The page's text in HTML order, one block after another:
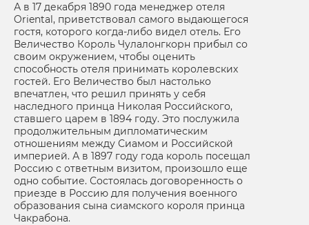
А в 17 декабря 1890 года менеджер отеля
Oriental, приветствовал самого выдающегося
гостя, которого когда-либо видел отель. Его
Величество Король Чулалонгкорн прибыл со
своим окружением, чтобы оценить
способность отеля принимать королевских
гостей. Его Величество был настолько
впечатлен, что решил принять у себя
наследного принца Николая Российского,
ставшего царем в 1894 году. Это послужила
продолжительным дипломатическим
отношениям между Сиамом и Российской
империей. А в 1897 году года король посещал
Россию с ответным визитом, произошло еще
одно событие. Состоялась договоренность о
приезде в Россию для получения военного
образования сына сиамского короля принца
Чакрабона.